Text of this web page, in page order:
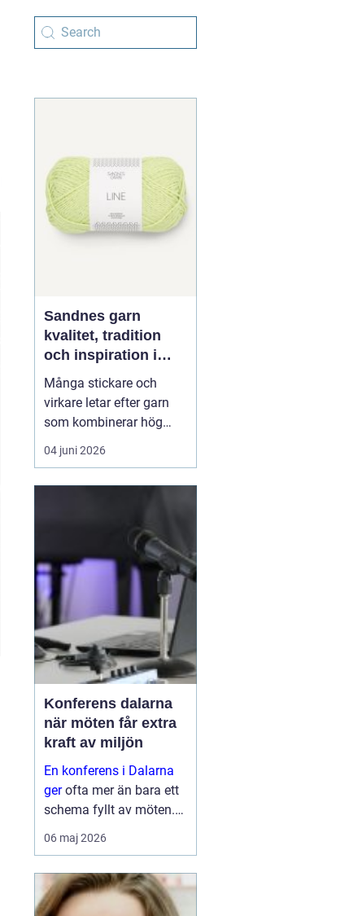
Sandnes garn
kvalitet, tradition
och inspiration i
varje maska
Många stickare och
virkare letar efter garn
som kombinerar hög
kvalitet, vackra färger
och sköna material. Här
04 juni 2026
Konferens dalarna
när möten får extra
kraft av miljön
En konferens i Dalarna
gerofta mer än bara ett
schema fyllt av möten.
Landskapet, kulturen
och lugnet påverkar hur
tänker och fattar beslut.
Många företag som
06 maj 2026